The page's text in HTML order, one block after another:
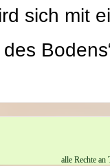
sich mit
alle Rechte